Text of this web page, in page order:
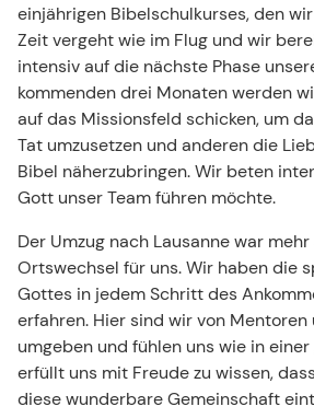
einjährigen Bibelschulkurses, den
Zeit vergeht wie im Flug und wir
intensiv auf die nächste Phase
kommenden drei Monaten werden
auf das Missionsfeld schicken, um
Tat umzusetzen und anderen die
Bibel näherzubringen. Wir beten
Gott unser Team führen möchte.
Der Umzug nach Lausanne war
Ortswechsel für uns. Wir haben die
Gottes in jedem Schritt des
erfahren. Hier sind wir von Mentoren
umgeben und fühlen uns wie in
erfüllt uns mit Freude zu wissen,
diese wunderbare Gemeinschaft